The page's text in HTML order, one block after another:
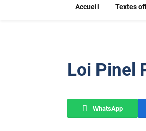
Accueil Textes
Loi Pinel
WhatsApp